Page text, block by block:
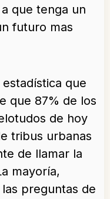
que tenga un
futuro mas
estadística que
que 87% de los
de hoy
tribus urbanas
de llamar la
mayoría,
preguntas de